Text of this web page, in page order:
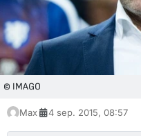
© IMAGO
Max 4 sep. 2015, 08:57